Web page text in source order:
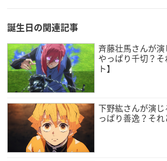
（引用：青二プロダクション
誕生日の関連記事
斉藤壮馬さんが演
やっぱり千切？
ト】
下野紘さんが演
っぱり善逸？それ